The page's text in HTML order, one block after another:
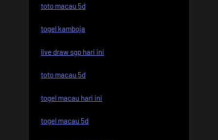
toto macau 5d
togel kamboja
live draw sgp hari ini
toto macau 5d
togel macau hari ini
togel macau 5d